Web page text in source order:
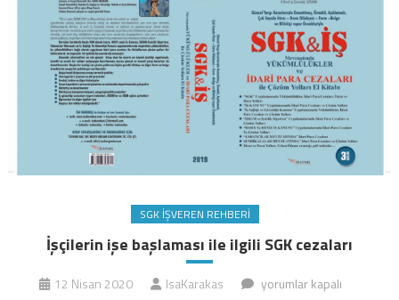
SGK İŞVEREN REHBERI
İşçilerin işe başlaması ile ilgili SGK cezaları
12 Nisan 2020 IsaKarakas
İşçilerin
yorumlar kapalı